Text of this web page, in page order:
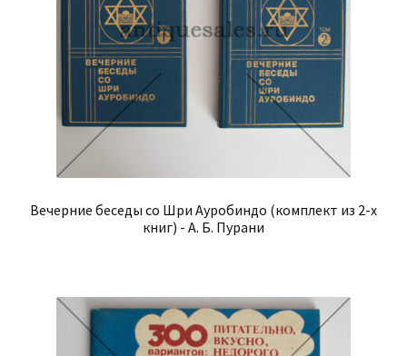
Вечерние беседы со Шри Ауробиндо (комплект из 2-х
книг) - А. Б. Пурани